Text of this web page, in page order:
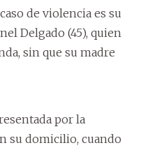
de violencia es su
Delgado (45), quien
sin que su madre
por la
su domicilio, cuando